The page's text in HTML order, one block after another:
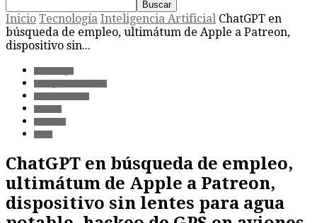
Inicio Tecnología Inteligencia Artificial ChatGPT en
búsqueda de empleo, ultimátum de Apple a Patreon,
dispositivo sin...
ChatGPT en búsqueda de empleo,
ultimátum de Apple a Patreon,
dispositivo sin lentes para agua